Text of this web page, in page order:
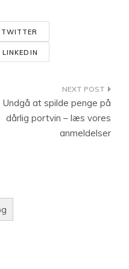
TWITTER
LINKEDIN
Undgå at spilde penge på
dårlig portvin – læs vores
anmeldelser